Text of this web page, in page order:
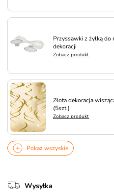
Przyssawki z żyłką do
dekoracji
Zobacz produkt
Złota dekoracja
(5szt.)
Zobacz produkt
Pokaż wszyskie
Wysyłka